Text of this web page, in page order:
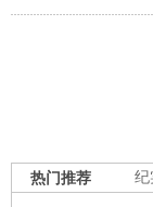
纪
热门推荐